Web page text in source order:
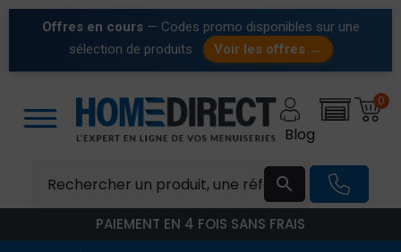
Offres en cours — Codes promo disponibles sur une
sélection de produits
Voir les offres →

0
Blog
PAIEMENT EN 4 FOIS SANS FRAIS